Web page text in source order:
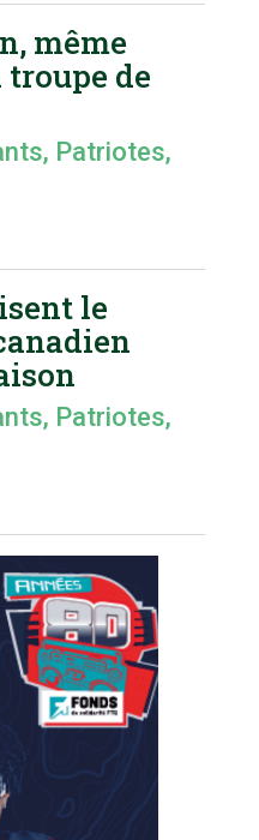
même
de
, Patriotes,
le
, Patriotes,